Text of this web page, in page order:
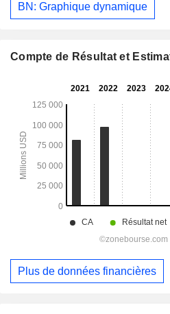
BN: Graphique dynamique
Compte de Résultat et
Plus de données financières